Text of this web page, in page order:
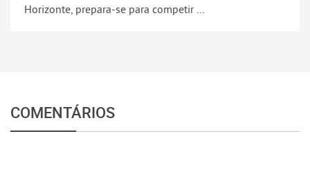
Horizonte, prepara-se para competir ...
COMENTÁRIOS